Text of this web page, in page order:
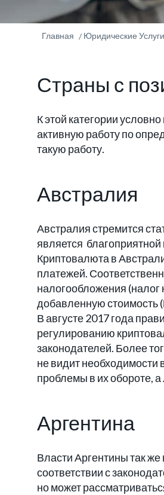
Главная Юридические
Страны с
К этой категории
активную работу по
такую работу.
Австралия
Австралия стремится
является
Криптовалюта в
платежей.
налогообложения
добавленную стоимость
В августе 2017 года
регулированию
законодателей. Более
не видит необходимости
проблемы в их обороте,
Аргентина
Власти Аргентины так
соответствии с
но может